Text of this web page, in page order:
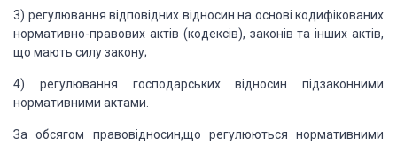
3) регулювання відповідних відносин на основі кодифікованих
нормативно-правових актів (кодексів), законів та інших актів,
що мають силузакону;
4) регулювання господарських відносин підзаконними
нормативними актами.
За обсягом правовідносин,що регулюються нормативними